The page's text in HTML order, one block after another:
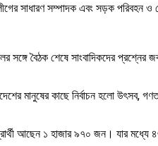
সাধারণ সম্পাদক এবং সড়ক পরিবহন ও
বৈঠক শেষে সাংবাদিকদের
মানুষের কাছে নির্বাচন হলো
আছেন ১ হাজার ৯৭০ জন। যার